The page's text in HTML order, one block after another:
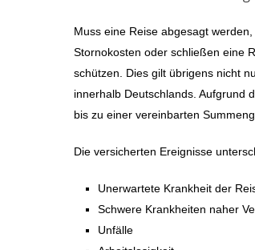
Muss eine Reise abgesagt
Stornokosten oder schließen eine
schützen. Dies gilt übrigens nicht
innerhalb Deutschlands. Aufgrund
bis zu einer vereinbarten
Die versicherten Ereignisse
Unerwartete Krankheit der
Schwere Krankheiten naher
Unfälle